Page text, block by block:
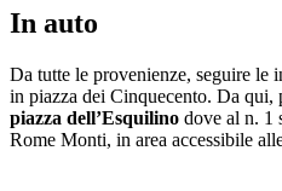
In auto
Da tutte le provenienze, seguire le
in piazza dei Cinquecento. Da qui,
piazza dell’Esquilino dove al n. 1
Rome Monti, in area accessibile